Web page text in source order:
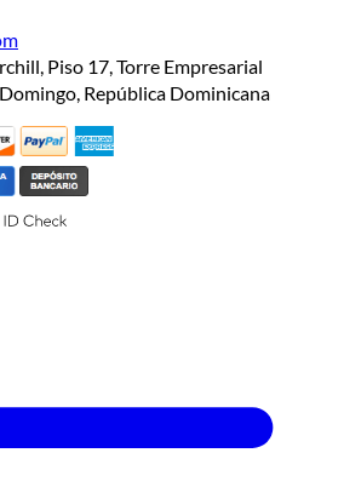
Piso 17, Torre Empresarial
República Dominicana